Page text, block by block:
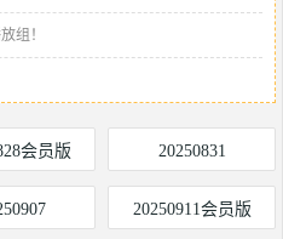
组！
会员版 20250831
20250911会员版